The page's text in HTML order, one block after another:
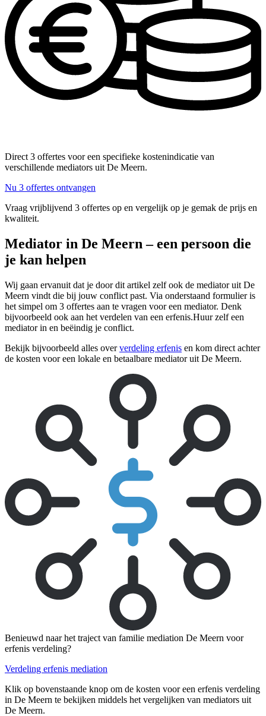
Direct 3 offertes voor een specifieke kostenindicatie van
verschillende mediators uit De Meern.
Nu 3 offertes ontvangen
Vraag vrijblijvend 3 offertes op en vergelijk op je gemak de prijs en
kwaliteit.
Mediator in De Meern – een persoon die
je kan helpen
Wij gaan ervanuit dat je door dit artikel zelf ook de mediator uit De
Meern vindt die bij jouw conflict past. Via onderstaand formulier is
het simpel om 3 offertes aan te vragen voor een mediator. Denk
bijvoorbeeld ook aan het verdelen van een erfenis.Huur zelf een
mediator in en beëindig je conflict.
Bekijk bijvoorbeeld alles oververdeling erfenis en kom direct achter
de kosten voor een lokale en betaalbare mediator uit De Meern.
Benieuwd naar het traject van familie mediation De Meern voor
erfenis verdeling?
Verdeling erfenis mediation
Klik op bovenstaande knop om de kosten voor een erfenis verdeling
in De Meern te bekijken middels het vergelijken van mediators uit
De Meern.